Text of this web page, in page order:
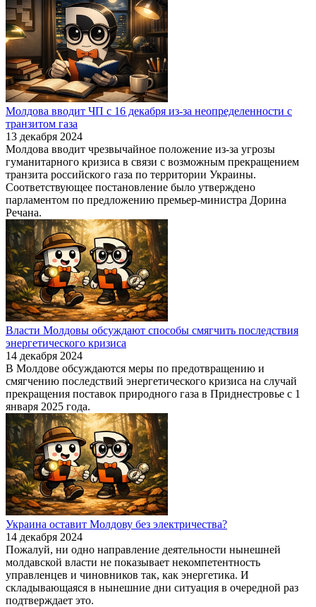
Молдова вводит ЧП с 16 декабря из-за неопределенности с
транзитом газа
13 декабря 2024
Молдова вводит чрезвычайное положение из-за угрозы
гуманитарного кризиса в связи с возможным прекращением
транзита российского газа по территории Украины.
Соответствующее постановление было утверждено
парламентом по предложению премьер-министра Дорина
Речана.
Власти Молдовы обсуждают способы смягчить последствия
энергетического кризиса
14 декабря 2024
В Молдове обсуждаются меры по предотвращению и
смягчению последствий энергетического кризиса на случай
прекращения поставок природного газа в Приднестровье с 1
января 2025 года.
Украина оставит Молдову без электричества?
14 декабря 2024
Пожалуй, ни одно направление деятельности нынешней
молдавской власти не показывает некомпетентность
управленцев и чиновников так, как энергетика. И
складывающаяся в нынешние дни ситуация в очередной раз
подтверждает это.